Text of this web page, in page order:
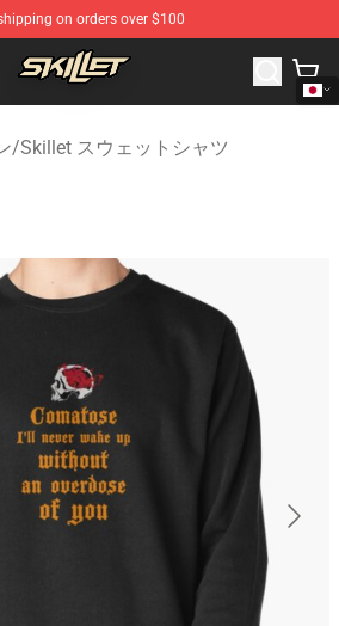
on orders over $100
Skillet Merchandise Store
/Skillet スウェットシャツ